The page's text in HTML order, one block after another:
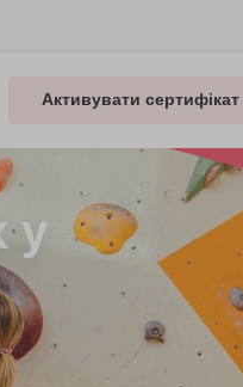
Активувати сертифікат
у